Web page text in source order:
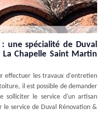
une spécialité de Duval
Chapelle Saint Martin
effectuer les travaux d'entretien
il est possible de demander
solliciter le service d'un artisan
le service de Duval Rénovation &